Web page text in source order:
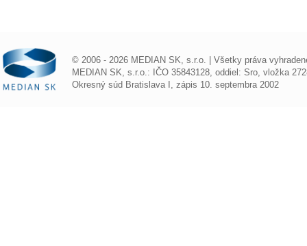
© 2006 - 2026 MEDIAN SK, s.r.o. | Všetky práva
MEDIAN SK, s.r.o.: IČO 35843128, oddiel: Sro, vložka
Okresný súd Bratislava I, zápis 10. septembra 2002